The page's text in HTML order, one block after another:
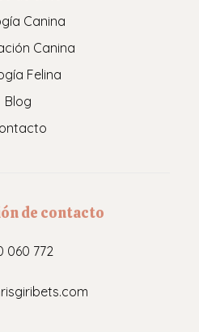
Canina
Canina
Felina
Blog
de contacto
060 772